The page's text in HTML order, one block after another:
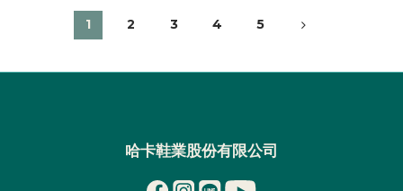
1 2 3 4 5
哈卡鞋業股份有限公司